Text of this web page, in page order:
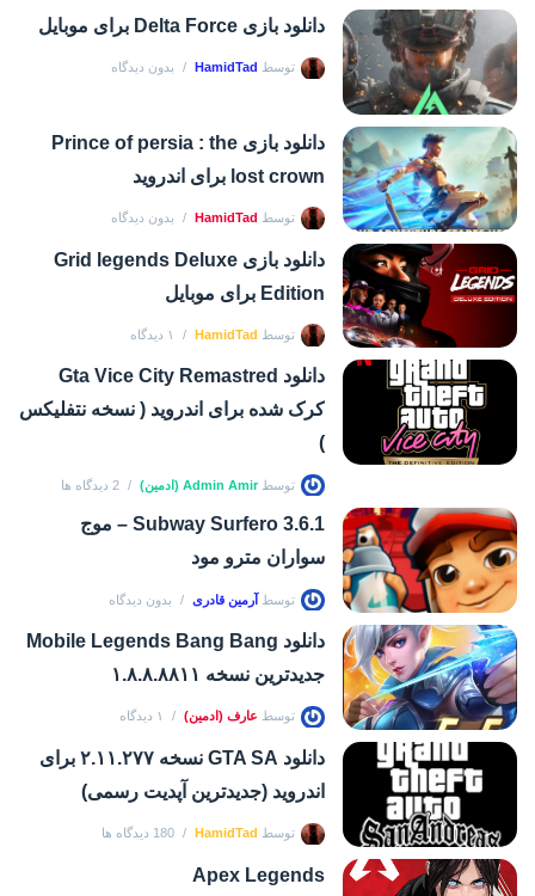
دانلود بازی Delta Force برای موبایل
توسط HamidTad بدون دیدگاه
دانلود بازی Prince of persia : the
lost crown برای اندروید
توسط HamidTad بدون دیدگاه
دانلود بازی Grid legends Deluxe
Edition برای موبایل
توسط HamidTad ۱ دیدگاه
دانلود Gta Vice City Remastred
کرک شده برای اندروید ( نسخه نتفلیکس
)
توسطAdmin Amir (ادمین) 2 دیدگاه ها
Subway Surfero 3.6.1 – موج
سواران مترو مود
توسط آرمین قادری بدون دیدگاه
دانلود Mobile Legends Bang Bang
جدیدترین نسخه ۱.۸.۸.۸۸۱۱
توسط عارف (ادمین) ۱ دیدگاه
دانلود GTA SA نسخه ۲.۱۱.۲۷۷ برای
اندروید (جدیدترین آپدیت رسمی)
توسط HamidTad 180 دیدگاه ها
Apex Legends